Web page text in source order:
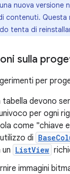
nuova versione
contenuti. Questa
tenta di
sulla
per
tabella devono
per ogni
come "chiave
di
ListView
immagini